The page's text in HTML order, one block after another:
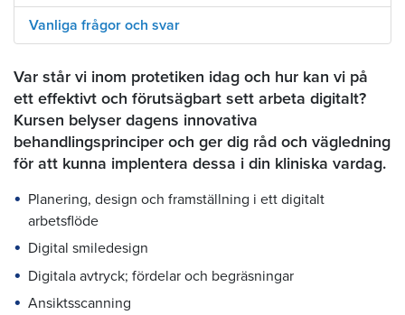
Vanliga frågor och svar
Var står vi inom protetiken idag och hur kan vi på
ett effektivt och förutsägbart sett arbeta digitalt?
Kursen belyser dagens innovativa
behandlingsprinciper och ger dig råd och vägledning
för att kunna implentera dessa i din kliniska vardag.
Planering, design och framställning i ett digitalt
arbetsflöde
Digital smiledesign
Digitala avtryck; fördelar och begräsningar
Ansiktsscanning